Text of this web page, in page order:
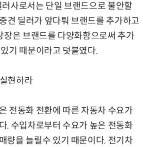
러사로서는 단일 브랜드으로 불안할
견 딜러가 앞다퉈 브랜드를 추가하고
장은 브랜드를 다양화함으로써 추가
기 때문이라고 덧붙였다.
현하라
전동화 전환에 따른 자동차 수요가
. 수입차로부터 수요가 높은 전동화
량을 늘릴수 있기 때문이다. 전기차